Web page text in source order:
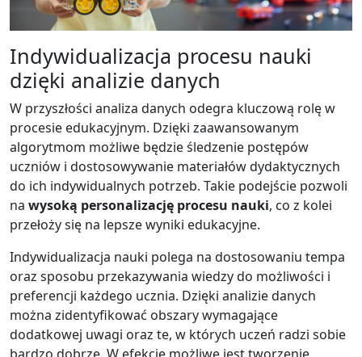
Indywidualizacja procesu nauki
dzięki analizie danych
W przyszłości analiza danych odegra kluczową rolę w
procesie edukacyjnym. Dzięki zaawansowanym
algorytmom możliwe będzie śledzenie postępów
uczniów i dostosowywanie materiałów dydaktycznych
do ich indywidualnych potrzeb. Takie podejście pozwoli
na wysoką personalizację procesu nauki, co z kolei
przełoży się na lepsze wyniki edukacyjne.
Indywidualizacja nauki polega na dostosowaniu tempa
oraz sposobu przekazywania wiedzy do możliwości i
preferencji każdego ucznia. Dzięki analizie danych
można zidentyfikować obszary wymagające
dodatkowej uwagi oraz te, w których uczeń radzi sobie